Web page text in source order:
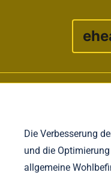
Die Verbesserung
und die
allgemeine